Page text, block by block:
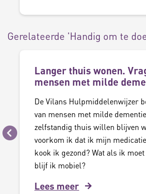
Gerelateerde 'Handig om te
Vorige
Langer thuis wonen.
mensen met milde
De Vilans Hulpmiddelenwijzer
van mensen met milde
zelfstandig thuis willen blijven
voorkom ik dat ik mijn
kook ik gezond? Wat als ik
blijf ik mobiel?
Lees meer